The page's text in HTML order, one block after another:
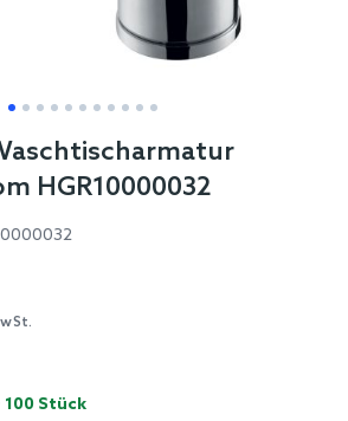
HGR10000032
100 Stück